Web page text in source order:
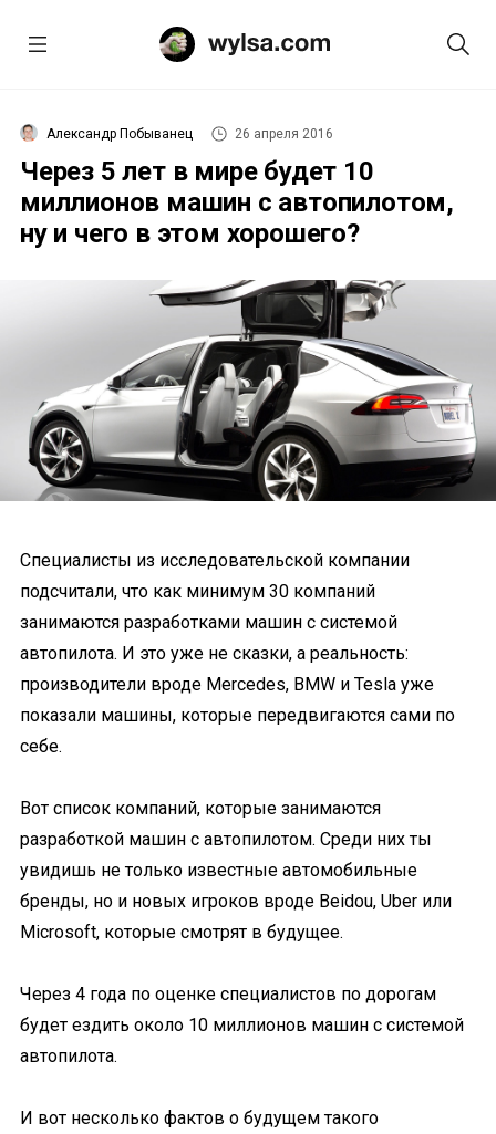
Александр Побыванец 26 апреля 2016
Через 5 лет в мире будет 10
миллионов машин с автопилотом,
ну и чего в этом хорошего?
Специалисты из исследовательской компании
подсчитали, что как минимум 30 компаний
занимаются разработками машин с системой
автопилота. И это уже не сказки, а реальность:
производители вроде Mercedes, BMW и Tesla уже
показали машины, которые передвигаются сами по
себе.
Вот список компаний, которые занимаются
разработкой машин с автопилотом. Среди них ты
увидишь не только известные автомобильные
бренды, но и новых игроков вроде Beidou, Uber или
Microsoft, которые смотрят в будущее.
Через 4 года по оценке специалистов по дорогам
будет ездить около 10 миллионов машин с системой
автопилота.
И вот несколько фактов о будущем такого